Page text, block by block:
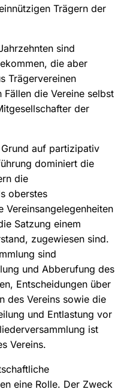
Trägern der
sind
die aber
Trägervereinen
die Vereine selbst
der
auf partizipativ
dominiert die
die
oberstes
Vereinsangelegenheiten
Satzung einem
zugewiesen sind.
sind
und Abberufung des
Entscheidungen über
des Vereins sowie die
und Entlastung vor
ist
Vereins.
eine Rolle. Der Zweck